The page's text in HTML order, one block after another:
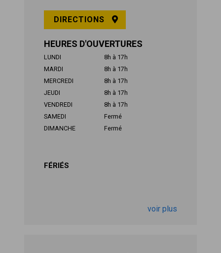
DIRECTIONS
HEURES D'OUVERTURES
LUNDI
8h à 17h
MARDI
8h à 17h
MERCREDI
8h à 17h
JEUDI
8h à 17h
VENDREDI
8h à 17h
SAMEDI
Fermé
DIMANCHE
Fermé
FÉRIÉS
voir plus